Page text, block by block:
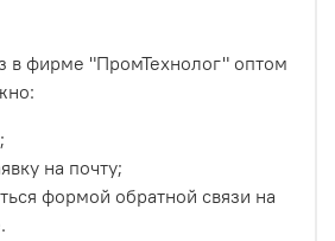
в фирме "ПромТехнолог" оптом
на почту;
формой обратной связи на